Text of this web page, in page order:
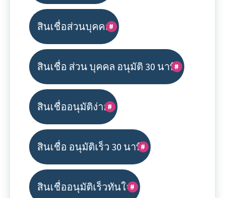
สินเชื่อส่วนบุคคล
สินเชื่อ ส่วน บุคคล อนุมัติ 30 นาที
สินเชื่ออนุมัติง่าย
สินเชื่อ อนุมัติเร็ว 30 นาที
สินเชื่ออนุมัติเร็วทันใจ